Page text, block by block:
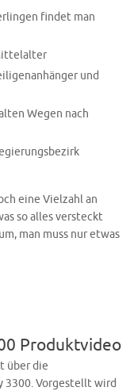
findet man
und
Wegen nach
eine Vielzahl an
so alles versteckt
man muss nur etwas
Produktvideo
über die
3300. Vorgestellt wird